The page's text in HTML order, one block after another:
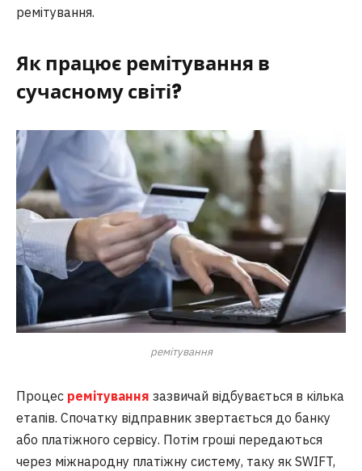
ремітування.
Як працює ремітування в
сучасному світі?
ремітування
Процес ремітування зазвичай відбувається в кілька
етапів. Спочатку відправник звертається до банку
або платіжного сервісу. Потім гроші передаються
через міжнародну платіжну систему, таку як SWIFT,